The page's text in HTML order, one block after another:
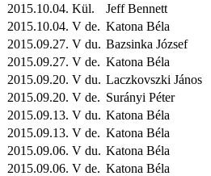
2015.10.04. Kül. Jeff Bennett
2015.10.04. V de. Katona Béla
2015.09.27. V du. Bazsinka József
2015.09.27. V de. Katona Béla
2015.09.20. V du. Laczkovszki János
2015.09.20. V de. Surányi Péter
2015.09.13. V du. Katona Béla
2015.09.13. V de. Katona Béla
2015.09.06. V du. Katona Béla
2015.09.06. V de. Katona Béla